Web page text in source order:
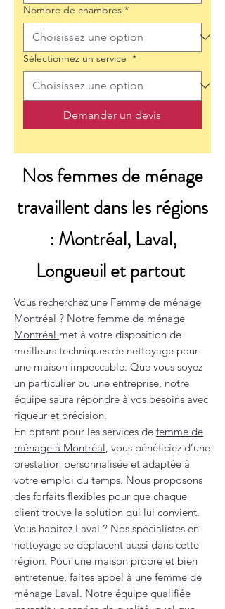
Nombre de chambres *
Sélectionnez un service *
Demander un devis
Nos femmes de ménage
travaillent dans les régions
: Montréal, Laval,
Longueuil et partout
Vous recherchez une Femme de ménage
Montréal ? Notre femme de ménage
Montréal met à votre disposition de
meilleurs techniques de nettoyage pour
une maison impeccable. Que vous soyez
un particulier ou une entreprise, notre
équipe saura répondre à vos besoins avec
rigueur et précision.
En optant pour les services de femme de
ménage à Montréal, vous bénéficiez d’une
prestation personnalisée et adaptée à
votre emploi du temps. Nous proposons
des forfaits flexibles pour que chaque
client trouve la solution qui lui convient.
Vous habitez Laval ? Nos spécialistes en
nettoyage se déplacent aussi dans cette
région. Pour une maison propre et bien
entretenue, faites appel à une femme de
ménage Laval. Notre équipe qualifiée